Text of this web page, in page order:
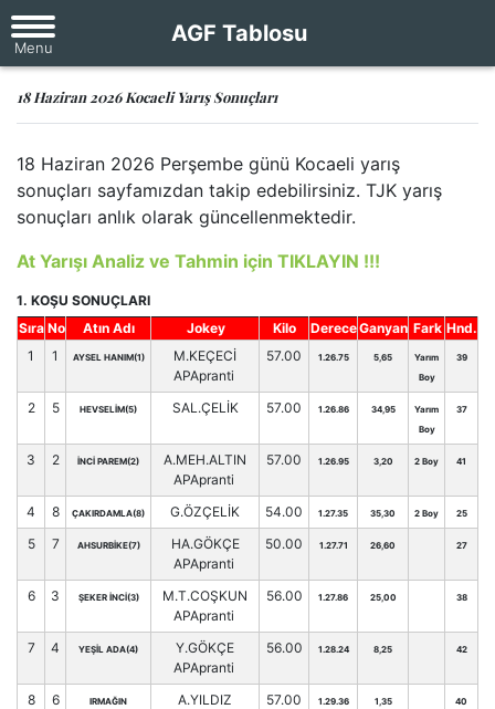
AGF Tablosu
18 Haziran 2026 Kocaeli Yarış Sonuçları
18 Haziran 2026 Perşembe günü Kocaeli yarış
sonuçları sayfamızdan takip edebilirsiniz. TJK yarış
sonuçları anlık olarak güncellenmektedir.
At Yarışı Analiz ve Tahmin için TIKLAYIN !!!
1. KOŞU SONUÇLARI
Sıra No Atın Adı Jokey Kilo DereceGanyan Fark Hnd.
1
1 AYSEL HANIM(1)
M.KEÇECİ
APApranti
57.00 1.26.75 5,65
Yarım
Boy
39
2 5 HEVSELİM(5) SAL.ÇELİK 57.00 1.26.86 34,95
Yarım
Boy
37
3 2 İNCİ PAREM(2)
A.MEH.ALTIN
APApranti
57.00 1.26.95 3,20 2 Boy 41
4 8 ÇAKIRDAMLA(8) G.ÖZÇELİK 54.00 1.27.35 35,30 2 Boy 25
5 7 AHSURBİKE(7)
HA.GÖKÇE
APApranti
50.00 1.27.71 26,60 27
6 3 ŞEKER İNCİ(3)
M.T.COŞKUN
APApranti
56.00 1.27.86 25,00 38
7 4 YEŞİL ADA(4)
Y.GÖKÇE
APApranti
56.00 1.28.24 8,25 42
8 6
IRMAĞIN
A.YILDIZ 57.00 1.29.36 1,35 40